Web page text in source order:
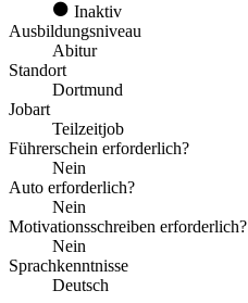
Inaktiv
Ausbildungsniveau
Abitur
Standort
Dortmund
Jobart
Teilzeitjob
Führerschein erforderlich?
Nein
Auto erforderlich?
Nein
Motivationsschreiben erforderlich?
Nein
Sprachkenntnisse
Deutsch